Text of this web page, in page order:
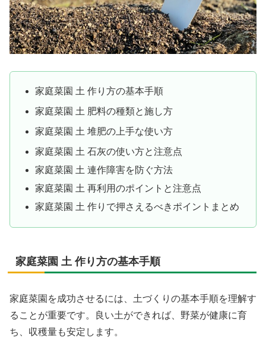
家庭菜園 土 作り方の基本手順
家庭菜園 土 肥料の種類と施し方
家庭菜園 土 堆肥の上手な使い方
家庭菜園 土 石灰の使い方と注意点
家庭菜園 土 連作障害を防ぐ方法
家庭菜園 土 再利用のポイントと注意点
家庭菜園 土 作りで押さえるべきポイントまとめ
家庭菜園 土 作り方の基本手順
家庭菜園を成功させるには、土づくりの基本手順を理解す
ることが重要です。良い土ができれば、野菜が健康に育
ち、収穫量も安定します。